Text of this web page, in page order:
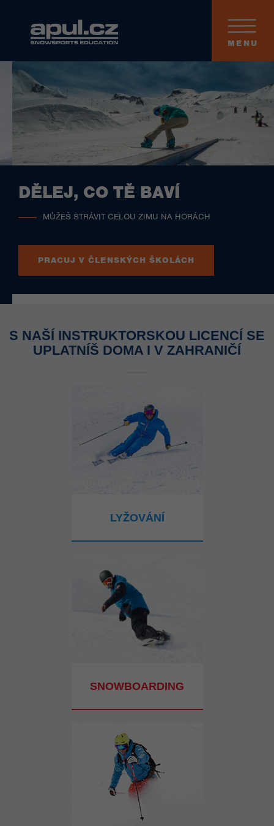
MENU
DĚLEJ, CO TĚ BAVÍ
MŮŽEŠ STRÁVIT CELOU ZIMU NA HORÁCH
PRACUJ V ČLENSKÝCH ŠKOLÁCH
S NAŠÍ INSTRUKTORSKOU LICENCÍ SE
UPLATNÍŠ DOMA I V ZAHRANIČÍ
LYŽOVÁNÍ
SNOWBOARDING